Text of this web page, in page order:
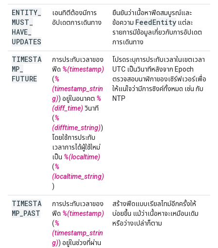
ENTITY
MUST
HAVE
UPDATES
เอนทิตีต้องมีการ
อัปเดตการเดินทาง
ยืนยันว่าเนื้อหาฟีดสมบูรณ์และ
ข้อความ FeedEntity แต่ละ
รายการมีข้อมูลเกี่ยวกับการอัปเดต
การเดินทาง
TIMESTA
MP
FUTURE
การประทับเวลาของ
ฟีด %(timestamp)
(%
(timestamp_strin
g)) อยู่ในอนาคต %
(diff_time) วินาที
(%
(difftime_string))
โดยใช้การประทับ
เวลาการได้ผู้ใช้ใหม่
เป็น %(localtime)
(%
(localtime_string)
)
โปรดระบุการประทับเวลาในเขตเวลา
UTC เป็นวินาทีหลังจาก Epoch
ตรวจสอบนาฬิกาของเซิร์ฟเวอร์เพื่อ
ให้แน่ใจว่ามีการซิงค์ทั้งหมด เช่น กับ
NTP
TIMESTA
MP PAST
การประทับเวลาของ
ฟีด %(timestamp)
(%
(timestamp_strin
g)) อยู่ในช่วงที่ผ่าน
สร้างฟีดแบบเรียลไทม์อีกครั้งให้
บ่อยขึ้น แม้ว่าเนื้อหาจะเหมือนเดิม
หรือว่างเปล่าก็ตาม